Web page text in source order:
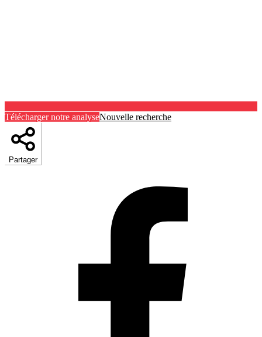
Télécharger notre analyseNouvelle recherche
Partager